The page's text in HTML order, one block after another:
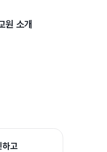
원 소개
하고